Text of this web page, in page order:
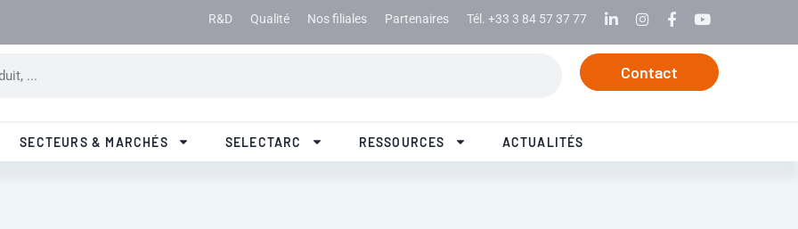
R&D Qualité Nos filiales Partenaires Tél. +33 3 84 57 37 77 LinkedinInstagramFacebookYoutube
Contact
SECTEURS & MARCHÉS SELECTARC RESSOURCES ACTUALITÉS